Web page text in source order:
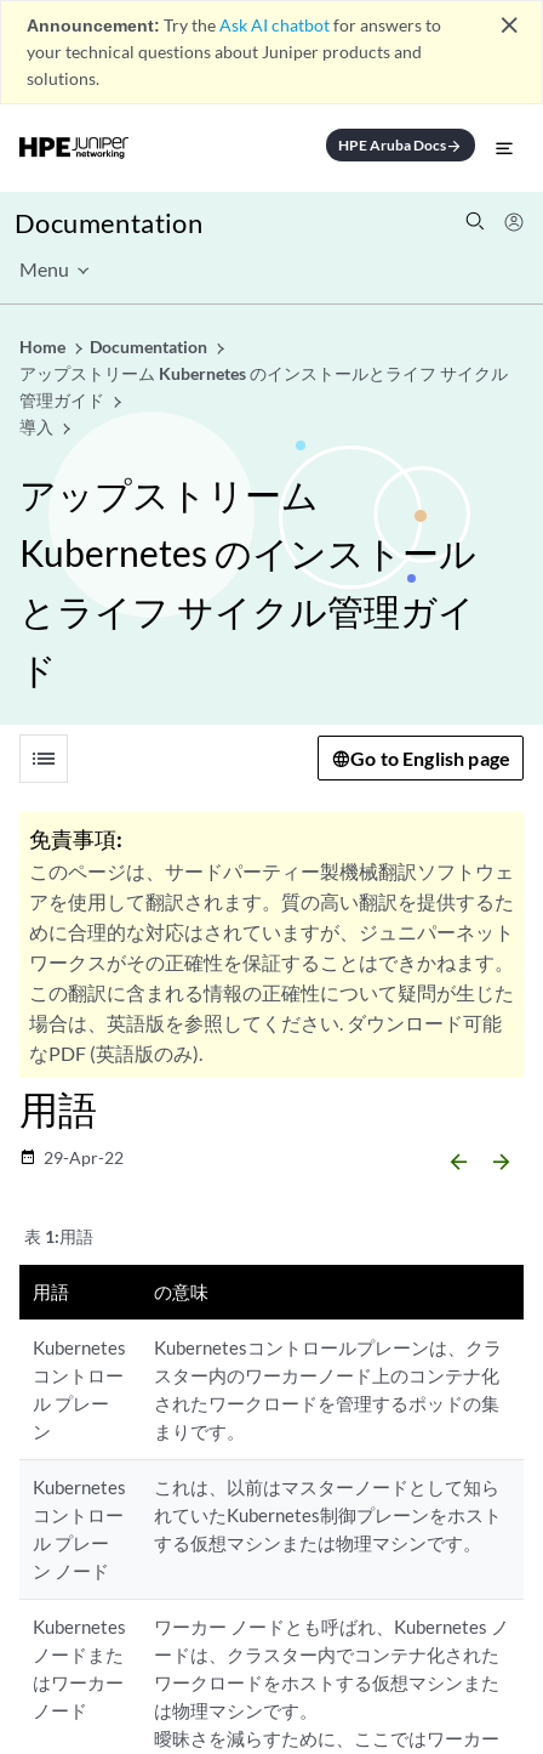
Announcement: Try theAsk AI chatbotfor answers to
your technical questions about Juniper products and
solutions.
close
HPE Aruba Docsarrow_forward
Documentation
Menu
Home
Documentation
アップストリーム Kubernetes のインストールとライフ サイクル
管理ガイド
導入
アップストリーム
Kubernetes のインストール
とライフ サイクル管理ガイ
ド
list Go to English page
免責事項:
このページは、サードパーティー製機械翻訳ソフトウェ
アを使用して翻訳されます。質の高い翻訳を提供するた
めに合理的な対応はされていますが、ジュニパーネット
ワークスがその正確性を保証することはできかねます。
この翻訳に含まれる情報の正確性について疑問が生じた
場合は、英語版を参照してください. ダウンロード可能
なPDF (英語版のみ).
用語
date_range 29-Apr-22 arrow_backward arrow_forward
表 1:用語
用語 の意味
Kubernetes
コントロー
ル プレー
ン
Kubernetesコントロールプレーンは、クラ
スター内のワーカーノード上のコンテナ化
されたワークロードを管理するポッドの集
まりです。
Kubernetes
コントロー
ル プレー
ン ノード
これは、以前はマスターノードとして知ら
れていたKubernetes制御プレーンをホスト
する仮想マシンまたは物理マシンです。
Kubernetes
ノードまた
はワーカー
ノード
ワーカー ノードとも呼ばれ、Kubernetes ノ
ードは、クラスター内でコンテナ化された
ワークロードをホストする仮想マシンまた
は物理マシンです。
曖昧さを減らすために、ここではワーカー